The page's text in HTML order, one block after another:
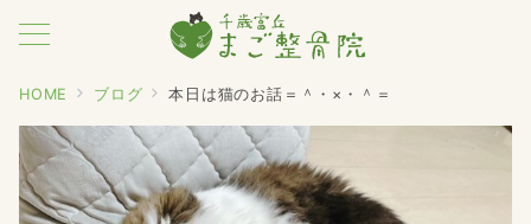
HOME ブログ 本日は猫のお話＝＾・×・＾＝